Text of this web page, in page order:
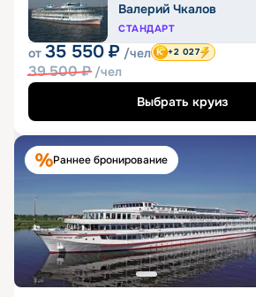
Валерий Чкалов
СТАНДАРТ
от 35 550 ₽ /чел
39 500₽ /чел
+2 027
Выбрать круиз
Раннее бронирование